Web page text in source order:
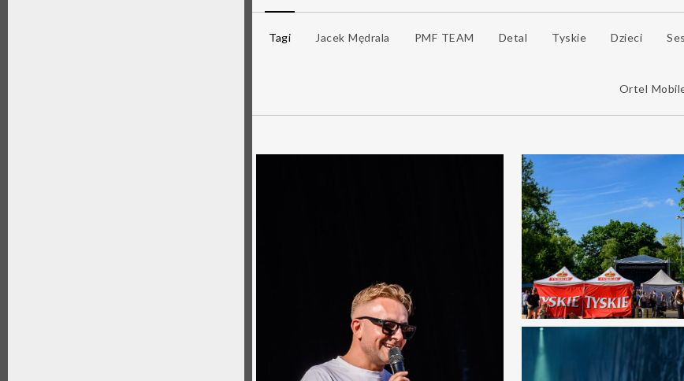
Tagi Jacek Mędrala PMF TEAM Detal Tyskie Dzieci
Ortel